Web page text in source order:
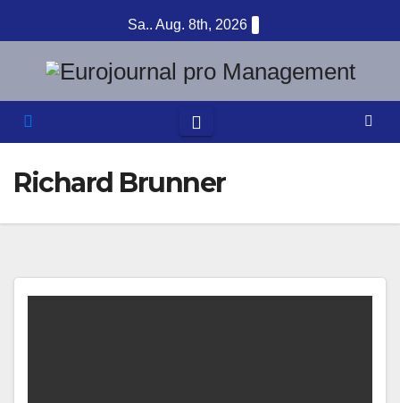
Inhalt
springen
Sa.. Aug. 8th, 2026
Richard Brunner